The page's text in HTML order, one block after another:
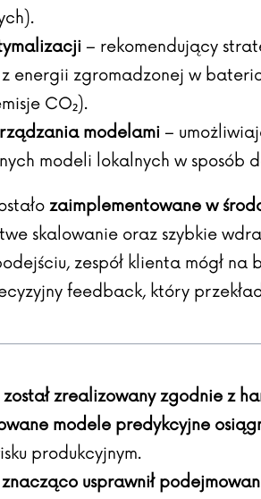
– rekomendujący
energii zgromadzonej w
CO₂).
modelami –
modeli lokalnych w sposób
zaimplementowane w
skalowanie oraz szybkie
zespół klienta mógł
feedback, który
został zrealizowany zgodnie z
modele predykcyjne
produkcyjnym.
znacząco usprawnił